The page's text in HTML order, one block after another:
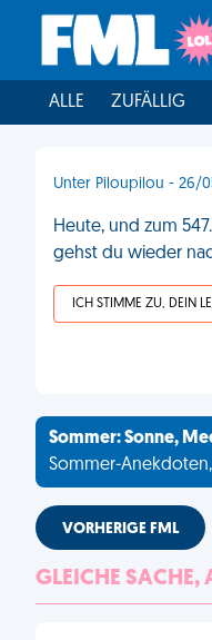
ALLE ZUFÄLLIG
Unter Piloupilou - 26/
Heute, und zum
gehst du wieder
Sommer: Sonne,
Sommer-
VORHERIGE FML
GLEICHE SACHE,